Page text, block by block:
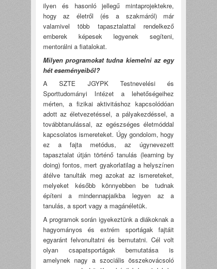
ilyen és hasonló jellegű mintaprojektekre,
hogy az életről (és a szakmáról) már
valamivel több tapasztalattal rendelkező
emberek képesek legyenek segíteni,
mentorálni a fiatalokat.
Milyen programokat tudna kiemelni az egy
hét eseményeiből?
A SZTE JGYPK Testnevelési és
Sporttudományi Intézet a lehetőségeihez
mérten, a fizikai aktivitáshoz kapcsolódóan
adott az életvezetéssel, a pályakezdéssel, a
továbbtanulással, az egészséges életmóddal
kapcsolatos ismereteket. Úgy gondolom, hogy
ez a fajta metódus, az úgynevezett
tapasztalat útján történő tanulás (learning by
doing) fontos, mert gyakorlatilag a helyszínen
átélve tanulták meg azokat az ismereteket,
melyeket később könnyebben be tudnak
építeni a mindennapjaikba legyen az a
tanulás, a sport vagy a magánéletük.
A programok során igyekeztünk a diákoknak a
hagyományos és extrém sportágak fajtáit
egyaránt felvonultatni és bemutatni. Cél volt
olyan csapatsportágak bemutatása is
amelynek nagy a szociális összekovácsoló